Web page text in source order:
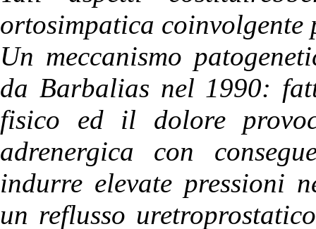
ortosimpatica coinvolgente
Un meccanismo
da Barbalias nel 1990:
fisico ed il dolore
adrenergica con
indurre elevate pressioni
un reflusso